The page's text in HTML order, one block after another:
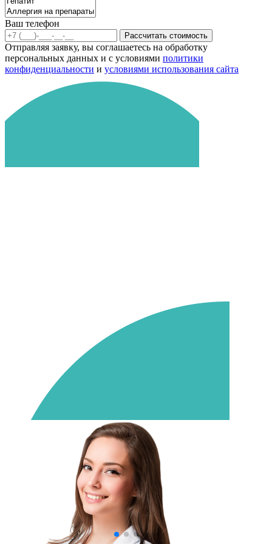
Ваш телефон
Рассчитать стоимость
Отправляя заявку, вы соглашаетесь на обработку
персональных данных и с условиями политики
конфиденциальности и условиями использования сайта